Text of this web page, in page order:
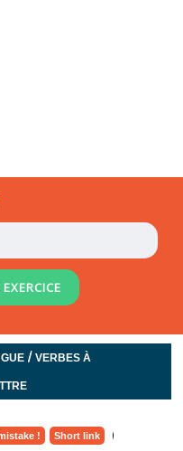
/VERBES À
! Short link